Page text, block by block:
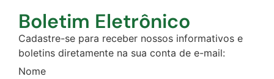
Boletim Eletrônico
Cadastre-se para receber nossos informativos e
boletins diretamente na sua conta de e-mail:
Nome